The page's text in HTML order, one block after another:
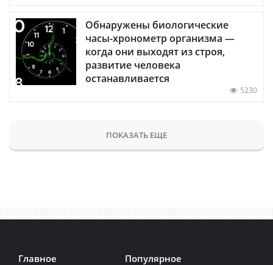
Обнаружены биологические
часы-хронометр организма —
когда они выходят из строя,
развитие человека
останавливается
5230
ПОКАЗАТЬ ЕЩЕ
Главное Популярное